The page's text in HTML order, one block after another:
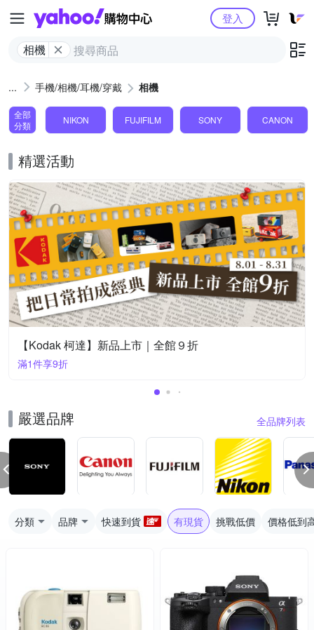
Yahoo購物中心
相機
登入
手機/相機/耳機/穿戴 相機
全部
分類
NIKON FUJIFILM SONY CANON
精選活動
【Kodak 柯達】新品上市｜全館９折
滿1件享9折
嚴選品牌 全品牌列表
分類 品牌 快速到貨 有現貨 挑戰低價 價格低到